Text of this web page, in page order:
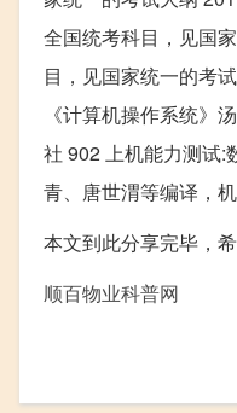
全国统考科目，见国
目，见国家统一的考
《计算机操作系统》
社 902 上机能力测试:
青、唐世渭等编译，
本文到此分享完毕，
顺百物业科普网